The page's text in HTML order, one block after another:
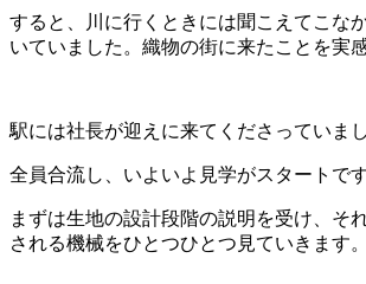
すると、川に行くときには聞こえてこな
いていました。織物の街に来たことを実
駅には社長が迎えに来てくださっていまし
全員合流し、いよいよ見学がスタートです
まずは生地の設計段階の説明を受け、そ
される機械をひとつひとつ見ていきます。